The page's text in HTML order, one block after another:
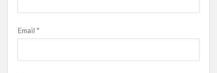
Email *